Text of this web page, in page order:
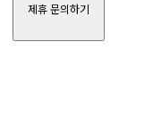
제휴 문의하기